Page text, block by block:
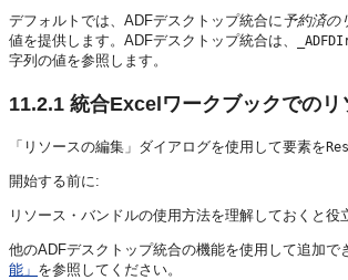
デフォルトでは、ADFデスクトップ統合に予約済の
値を提供します。ADFデスクトップ統合は、
字列の値を参照します。
11.2.1 統合Excelワークブックでの
「リソースの編集」ダイアログを使用して要素を
開始する前に:
リソース・バンドルの使用方法を理解しておくと役
他のADFデスクトップ統合の機能を使用して追加
能」 を参照してください。